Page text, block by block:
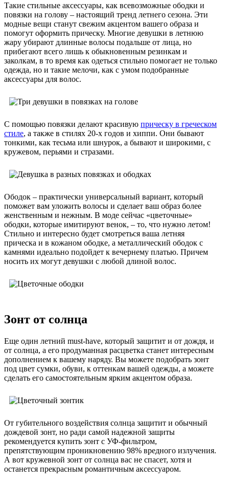
Такие стильные аксессуары, как всевозможные ободки и
повязки на голову – настоящий тренд летнего сезона. Эти
модные вещи станут свежим акцентом вашего образа и
помогут оформить прическу. Многие девушки в летнюю
жару убирают длинные волосы подальше от лица, но
прибегают всего лишь к обыкновенным резинкам и
заколкам, в то время как одеться стильно помогает не только
одежда, но и такие мелочи, как с умом подобранные
аксессуары для волос.
С помощью повязки делают красивую прическу в греческом
стиле, а также в стилях 20-х годов и хиппи. Они бывают
тонкими, как тесьма или шнурок, а бывают и широкими, с
кружевом, перьями и стразами.
Ободок – практически универсальный вариант, который
поможет вам уложить волосы и сделает ваш образ более
женственным и нежным. В моде сейчас «цветочные»
ободки, которые имитируют венок, – то, что нужно летом!
Стильно и интересно будет смотреться ваша летняя
прическа и в кожаном ободке, а металлический ободок с
камнями идеально подойдет к вечернему платью. Причем
носить их могут девушки с любой длиной волос.
Зонт от солнца
Еще один летний must-have, который защитит и от дождя, и
от солнца, а его продуманная расцветка станет интересным
дополнением к вашему наряду. Вы можете подобрать зонт
под цвет сумки, обуви, к оттенкам вашей одежды, а можете
сделать его самостоятельным ярким акцентом образа.
От губительного воздействия солнца защитит и обычный
дождевой зонт, но ради самой надежной защиты
рекомендуется купить зонт с УФ-фильтром,
препятствующим проникновению 98% вредного излучения.
А вот кружевной зонт от солнца вас не спасет, хотя и
останется прекрасным романтичным аксессуаром.